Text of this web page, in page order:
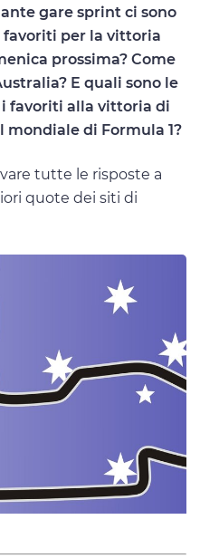
gare sprint ci sono
favoriti per la vittoria
prossima? Come
E quali sono le
favoriti alla vittoria di
mondiale di Formula 1?
tutte le risposte a
quote dei siti di